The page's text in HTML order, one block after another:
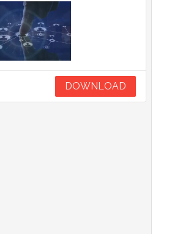
DOWNLOAD